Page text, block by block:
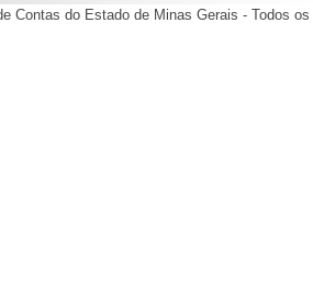
Contas do Estado de Minas Gerais - Todos